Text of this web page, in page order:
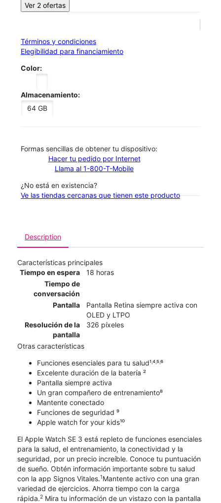
Ver 2 ofertas
Términos y condiciones
Elegibilidad para financiamiento
Color:
Almacenamiento:
64 GB
​​​​​​​Formas sencillas de obtener tu dispositivo:
Hacer tu pedido por Internet
Llama al 1-800-T-Mobile
¿No está en existencia?
Ve las tiendas cercanas que tienen este producto
Description
Características principales
Tiempo en espera
18 horas
Tiempo de
conversación
Pantalla
Pantalla Retina siempre activa con
OLED y LTPO
Resolución de la
pantalla
326 píxeles
Otras características
Funciones esenciales para tu salud¹˒⁴˒⁵˒⁶
Excelente duración de la batería ²
Pantalla siempre activa
Un gran compañero de entrenamiento⁸
Mantente conectado
Funciones de seguridad ⁹
Apple watch for your kids¹⁰
El Apple Watch SE 3 está repleto de funciones esenciales
para la salud, el entrenamiento, la conectividad y la
seguridad, por un precio increíble. Conoce tu puntuación
de sueño. Obtén información importante sobre tu salud
con la app Signos Vitales.1Mantente activo con una gran
variedad de ejercicios. Ahorra tiempo con la carga
rápida.2 Mira tu información de un vistazo con la pantalla